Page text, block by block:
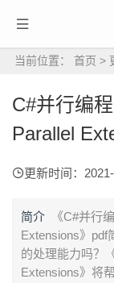
当前位置： 首页 >
C#并行编
Parallel
更新时间：
简介
《C#并行
Extensions》pdf
的处理能力吗？
Extensions》将